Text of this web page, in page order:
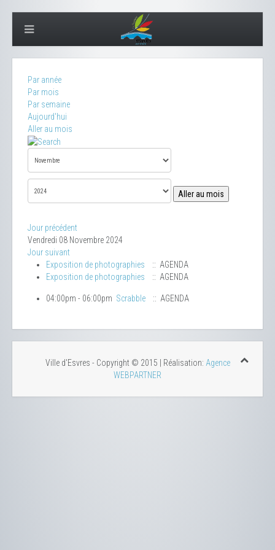
Par année
Par mois
Par semaine
Aujourd'hui
Aller au mois
Aller au mois
Jour précédent
Vendredi 08 Novembre 2024
Jour suivant
Exposition de photographies
:: AGENDA
Exposition de photographies
:: AGENDA
04:00pm - 06:00pm Scrabble :: AGENDA
Ville d'Esvres - Copyright © 2015 | Réalisation: Agence
WEBPARTNER